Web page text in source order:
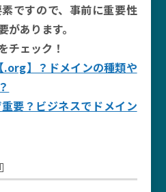
ですので、事前に重要性
あります。
チェック！
.org】？ドメインの種類や
要？ビジネスでドメイン